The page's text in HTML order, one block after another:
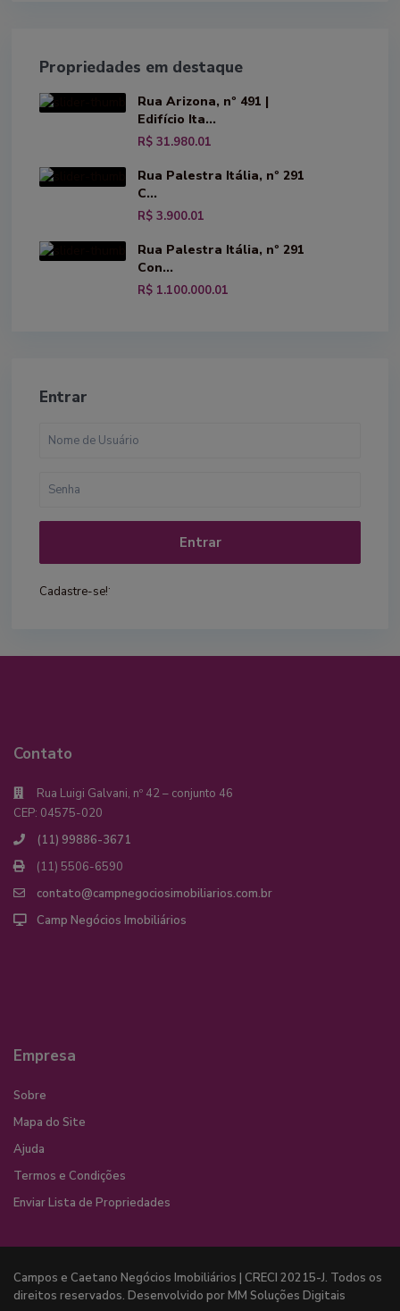
Propriedades em destaque
Rua Arizona, nº 491 |
Edifício Ita...
R$ 31.980.01
Rua Palestra Itália, nº 291
C...
R$ 3.900.01
Rua Palestra Itália, nº 291
Con...
R$ 1.100.000.01
Entrar
Entrar
Cadastre-se!.
Contato
Rua Luigi Galvani, nº 42 – conjunto 46
CEP: 04575-020
(11) 99886-3671
(11) 5506-6590
contato@campnegociosimobiliarios.com.br
Camp Negócios Imobiliários
Empresa
Sobre
Mapa do Site
Ajuda
Termos e Condições
Enviar Lista de Propriedades
Campos e Caetano Negócios Imobiliários | CRECI 20215-J. Todos os
direitos reservados. Desenvolvido por MM Soluções Digitais